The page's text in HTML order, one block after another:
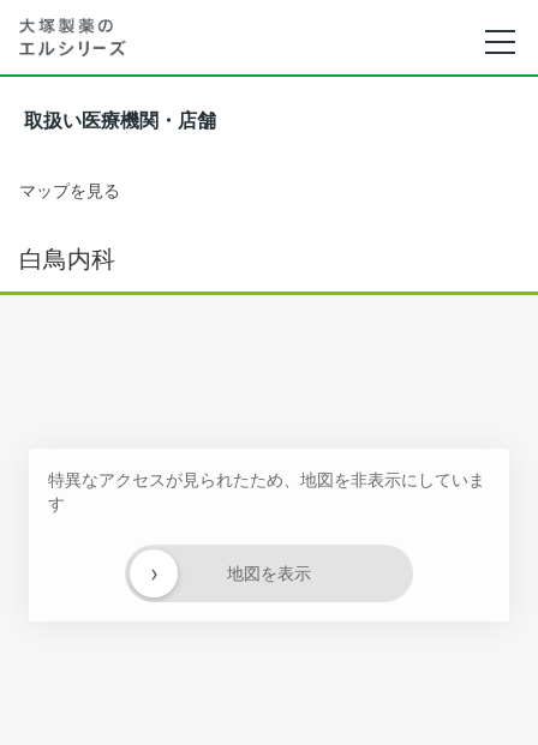
取扱い医療機関・店舗
マップを見る
白鳥内科
特異なアクセスが見られたため、地図を非表示にしていま
す
地図を表示
›